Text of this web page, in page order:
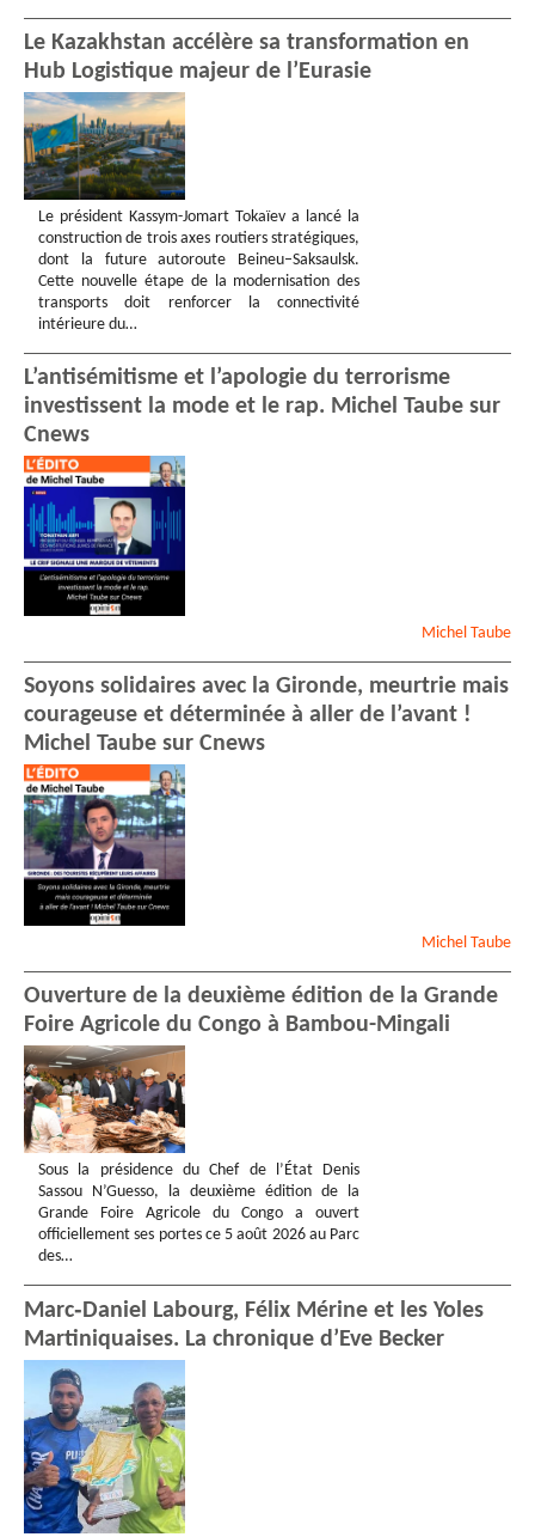
Le Kazakhstan accélère sa transformation en
Hub Logistique majeur de l’Eurasie
Le président Kassym-Jomart Tokaïev a lancé la
construction de trois axes routiers stratégiques,
dont la future autoroute Beineu–Saksaulsk.
Cette nouvelle étape de la modernisation des
transports doit renforcer la connectivité
intérieure du…
L’antisémitisme et l’apologie du terrorisme
investissent la mode et le rap. Michel Taube sur
Cnews
Michel Taube
Soyons solidaires avec la Gironde, meurtrie mais
courageuse et déterminée à aller de l’avant !
Michel Taube sur Cnews
Michel Taube
Ouverture de la deuxième édition de la Grande
Foire Agricole du Congo à Bambou-Mingali
Sous la présidence du Chef de l’État Denis
Sassou N’Guesso, la deuxième édition de la
Grande Foire Agricole du Congo a ouvert
officiellement ses portes ce 5 août 2026 au Parc
des…
Marc‑Daniel Labourg, Félix Mérine et les Yoles
Martiniquaises. La chronique d’Eve Becker